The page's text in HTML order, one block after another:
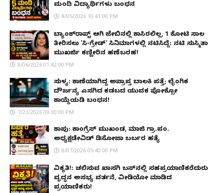
ಮಂದಿ ವಿದ್ಯಾರ್ಥಿಗಳು ಬಂಧನ
8/05/2026 10:41:00 PM
ಬ್ಯಾಂಕ್‌ರಾಪ್ಟ್‌ ಆಗಿ ಜೇಬಿನಲ್ಲಿ ಕಾಸಿರಲಿಲ್ಲ, ₹1 ಕೋಟಿ ಸಾಲ
ತೀರಿಸಲು 'ಸಿ-ಗ್ರೇಡ್' ಸಿನಿಮಾಗಳಲ್ಲಿ ನಟಿಸಿದ್ದೆ: ನಟಿ ಸುಸ್ಮಿತಾ
ಮುಖರ್ಜಿ ಕಣ್ಣೀರಿನ ಹಣೆಬರಹ!
8/06/2026 01:42:00 PM
ಸುಳ್ಯ: ಕಾಣೆಯಾಗಿದ್ದ ಅಪ್ರಾಪ್ತ ಬಾಲಕಿ ಪತ್ತೆ; ಲೈಂಗಿಕ
ದೌರ್ಜನ್ಯ ಎಸಗಿದ ಕಡಬದ ಯುವಕ ಪೋಕ್ಸೋ
ಕಾಯ್ದೆಯಡಿ ಬಂಧನ!
7/23/2026 09:30:00 PM
ಕಾಪು: ಕಾಂಗ್ರೆಸ್ ಮುಖಂಡ, ಮಾಜಿ ಗ್ರಾ.ಪಂ.
ಅಧ್ಯಕ್ಷಡೇವಿಡ್ ಡಿಸೋಜಾ ಬರ್ಬರ ಹತ್ಯೆ
8/07/2026 05:40:00 PM
ವಿಕೃತಿ!: ಚಲಿಸುವ ಖಾಸಗಿ ಬಸ್‌ನಲ್ಲಿ ಸಹಪ್ರಯಾಣಿಕರೆದುರು
ವೃದ್ಧನ ಅಸಭ್ಯ ವರ್ತನೆ, ವೀಡಿಯೋ ಮಾಡಿದ
ಪ್ರಯಾಣಿಕರು!